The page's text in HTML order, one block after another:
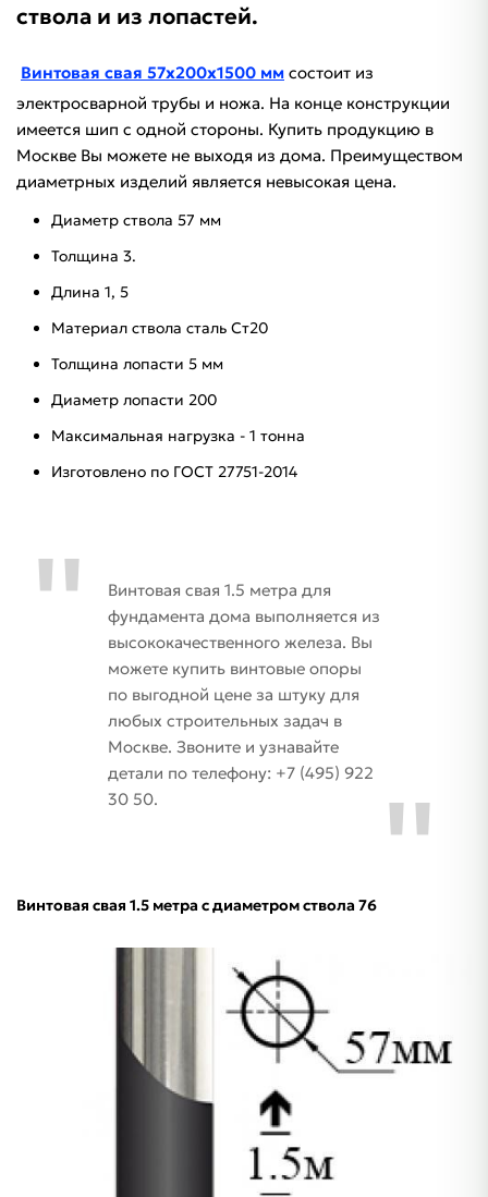
ствола и из лопастей.
Винтовая свая 57х200х1500 мм состоит из
электросварной трубы и ножа. На конце конструкции
имеется шип с одной стороны. Купить продукцию в
Москве Вы можете не выходя из дома. Преимуществом
диаметрных изделий является невысокая цена.
Диаметр ствола 57 мм
Толщина 3.
Длина 1, 5
Материал ствола сталь Ст20
Толщина лопасти 5 мм
Диаметр лопасти 200
Максимальная нагрузка - 1 тонна
Изготовлено по ГОСТ 27751-2014
Винтовая свая 1.5 метра для
фундамента дома выполняется из
высококачественного железа. Вы
можете купить винтовые опоры
по выгодной цене за штуку для
любых строительных задач в
Москве. Звоните и узнавайте
детали по телефону: +7 (495) 922
30 50.
Винтовая свая 1.5 метра с диаметром ствола 76